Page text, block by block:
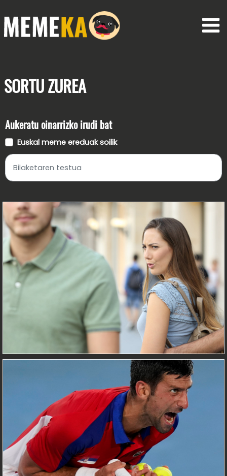
SORTUZUREA
Aukeratu oinarrizko irudi bat
Euskal meme ereduak soilik